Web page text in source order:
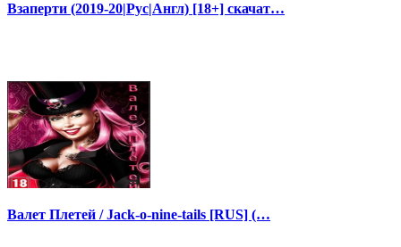
Взаперти (2019-20|Рус|Англ) [18+] скачат…
Валет Плетей / Jack-o-nine-tails [RUS] (…